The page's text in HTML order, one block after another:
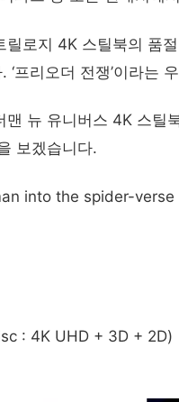
로지 4K 스틸북의 품
프리오더 전쟁’이라는
맨 뉴 유니버스 4K 스
보겠습니다.
into the spider-
: 4K UHD + 3D + 2D)